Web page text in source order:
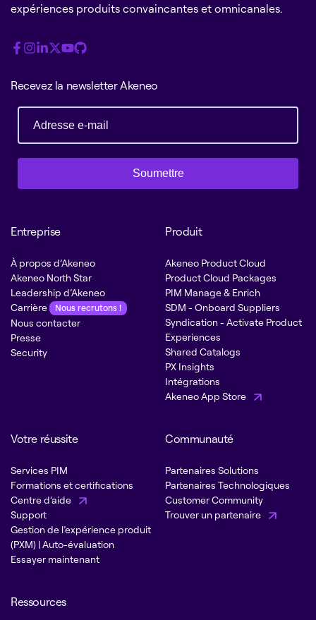
expériences produits convaincantes et omnicanales.
Recevez la newsletter Akeneo
Soumettre
Entreprise
À propos d’Akeneo
Akeneo North Star
Leadership d’Akeneo
Carrière
Nous recrutons !
Nous contacter
Presse
Security
Produit
Akeneo Product Cloud
Product Cloud Packages
PIM Manage & Enrich
SDM - Onboard Suppliers
Syndication - Activate Product
Experiences
Shared Catalogs
PX Insights
Intégrations
Akeneo App Store
Votre réussite
Services PIM
Formations et certifications
Centre d’aide
Support
Gestion de l’expérience produit
(PXM) | Auto-évaluation
Essayer maintenant
Communauté
Partenaires Solutions
Partenaires Technologiques
Customer Community
Trouver un partenaire
Ressources